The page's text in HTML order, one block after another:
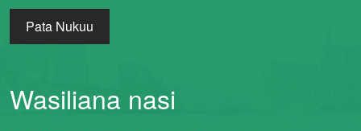
Pata Nukuu
Wasiliana nasi